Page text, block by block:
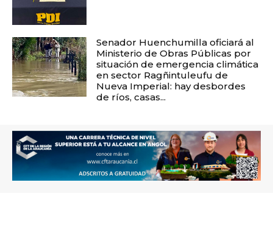
Senador Huenchumilla oficiará al
Ministerio de Obras Públicas por
situación de emergencia climática
en sector Ragñintuleufu de
Nueva Imperial: hay desbordes
de ríos, casas...